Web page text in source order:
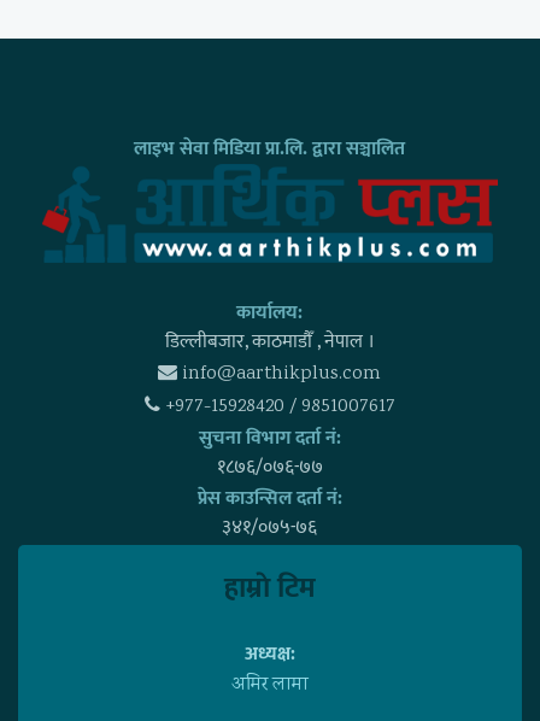
लाइभ सेवा मिडिया प्रा.लि. द्वारा सञ्चालित
कार्यालय:
डिल्लीबजार, काठमाडाैँ , नेपाल ।
info@aarthikplus.com
+977-15928420 / 9851007617
सुचना विभाग दर्ता नं:
१८७६/०७६-७७
प्रेस काउन्सिल दर्ता नं:
३४१/०७५-७६
हाम्राे टिम
अध्यक्ष:
अमिर लामा